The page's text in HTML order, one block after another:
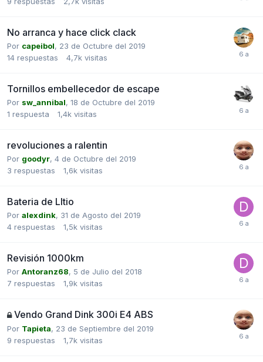
No arranca y hace click clack
Por capeibol, 23 de Octubre del 2019
14 respuestas 4,7k visitas
Tornillos embellecedor de escape
Por sw_annibal, 18 de Octubre del 2019
1 respuesta 1,4k visitas
revoluciones a ralentin
Por goodyr, 4 de Octubre del 2019
3 respuestas 1,6k visitas
Bateria de LItio
Por alexdink, 31 de Agosto del 2019
4 respuestas 1,5k visitas
Revisión 1000km
Por Antoranz68, 5 de Julio del 2018
7 respuestas 1,9k visitas
Vendo Grand Dink 300i E4 ABS
Por Tapieta, 23 de Septiembre del 2019
9 respuestas 1,7k visitas